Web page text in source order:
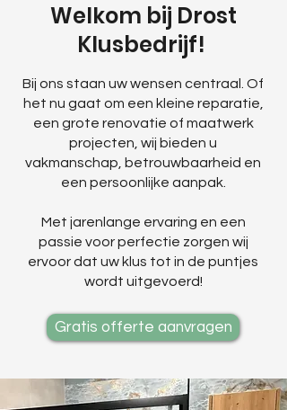
Welkom bij Drost
Klusbedrijf!
Bij ons staan uw wensen centraal. Of
het nu gaat om een kleine reparatie,
een grote renovatie of maatwerk
projecten, wij bieden u
vakmanschap, betrouwbaarheid en
een persoonlijke aanpak.
Met jarenlange ervaring en een
passie voor perfectie zorgen wij
ervoor dat uw klus tot in de puntjes
wordt uitgevoerd!
Gratis offerte aanvragen